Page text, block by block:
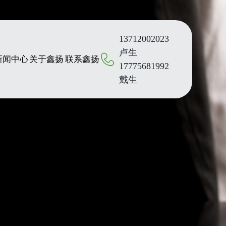
闻中心关于鑫扬 联系鑫扬
13712002023
卢生
17775681992
戴生